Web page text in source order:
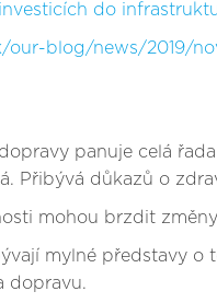
do
our-blog/news/2019/
panuje celá
Přibývá důkazů o
mohou brzdit
mylné představy o
dopravu.